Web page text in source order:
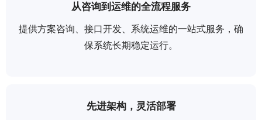
从咨询到运维的全流程服务
提供方案咨询、接口开发、系统运维的一站式服务，确
保系统长期稳定运行。
先进架构，灵活部署